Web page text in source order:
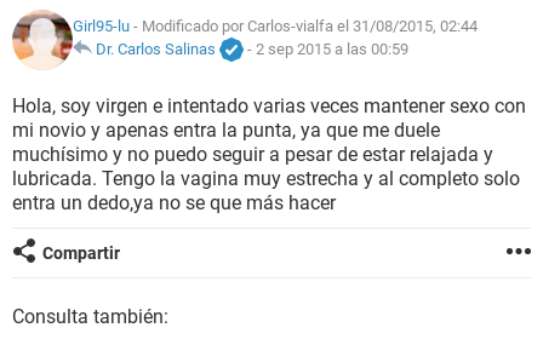
NUTRICIÓN
BIENESTAR
SEXUALIDAD
GLOSARIO
Girl95-lu - Modificado por Carlos-vialfa el 31/08/2015, 02:44
Dr. Carlos Salinas
- 2 sep 2015 a las 00:59
Hola, soy virgen e intentado varias veces mantener sexo con
mi novio y apenas entra la punta, ya que me duele
muchísimo y no puedo seguir a pesar de estar relajada y
lubricada. Tengo la vagina muy estrecha y al completo solo
entra un dedo,ya no se que más hacer
Compartir
Consulta también: